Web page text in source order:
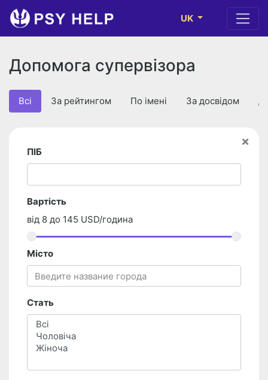
UK
Допомога супервізора
Всі За рейтингом По імені За досвідом
×
ПІБ
Вартість
від 8 до 145 USD/година
Місто
Стать